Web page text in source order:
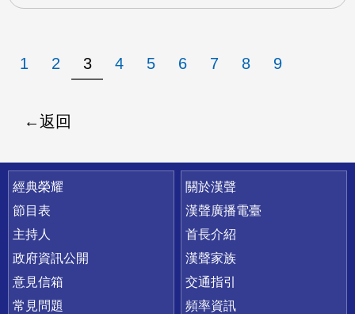
1 2 3 4 5 6 7 8 9
返回
快速連結
經典榮耀
節目表
主持人
政府資訊公開
意見信箱
常見問題
關於漢聲
漢聲廣播電臺
首長介紹
漢聲家族
交通指引
頻率資訊